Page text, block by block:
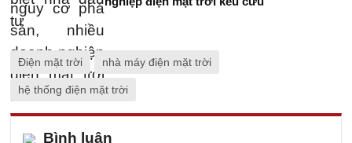
Điện mặt trời nhà máy điện mặt trời
hệ thống điện mặt trời
Bình luận